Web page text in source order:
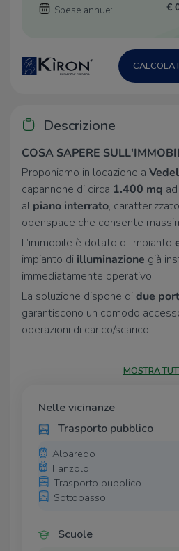
Spese annue:
€
CALCOLA
Descrizione
COSA SAPERE
Proponiamo in locazione a
capannone di circa 1.400 mq
al piano interrato,
openspace che consente
L’immobile è dotato di impianto
impianto di illuminazione già
immediatamente operativo.
La soluzione dispone didue
garantiscono un comodo
operazioni di carico/scarico.
-Superficie: 1.400 mq
-Ampio openspace
-Impianto elettrico con calate
-Impianto di illuminazione
-Due portoni carrai
Soluzione ideale per attività che
spazi coperti a costi competitivi.
Per ulteriori info chiamaci al:
MOSTRA
Nelle vicinanze
Trasporto pubblico
Albaredo
Fanzolo
Trasporto pubblico
Sottopasso
Scuole